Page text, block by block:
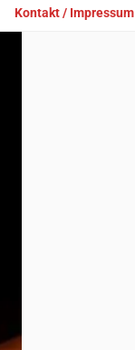
Kontakt / Impressum